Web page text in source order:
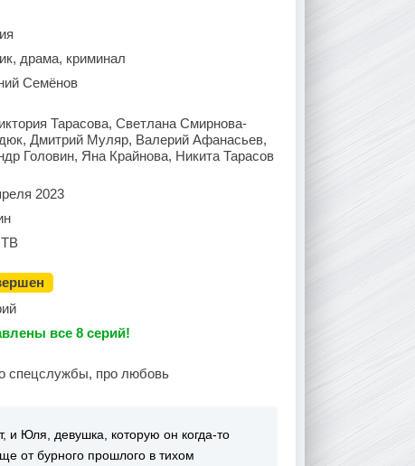
драма, криминал
Семёнов
Тарасова, Светлана Смирнова-
Дмитрий Муляр, Валерий Афанасьев,
Головин, Яна Крайнова, Никита Тарасов
2023
все 8 серий!
спецслужбы, про любовь
и Юля, девушка, которую он когда-то
от бурного прошлого в тихом